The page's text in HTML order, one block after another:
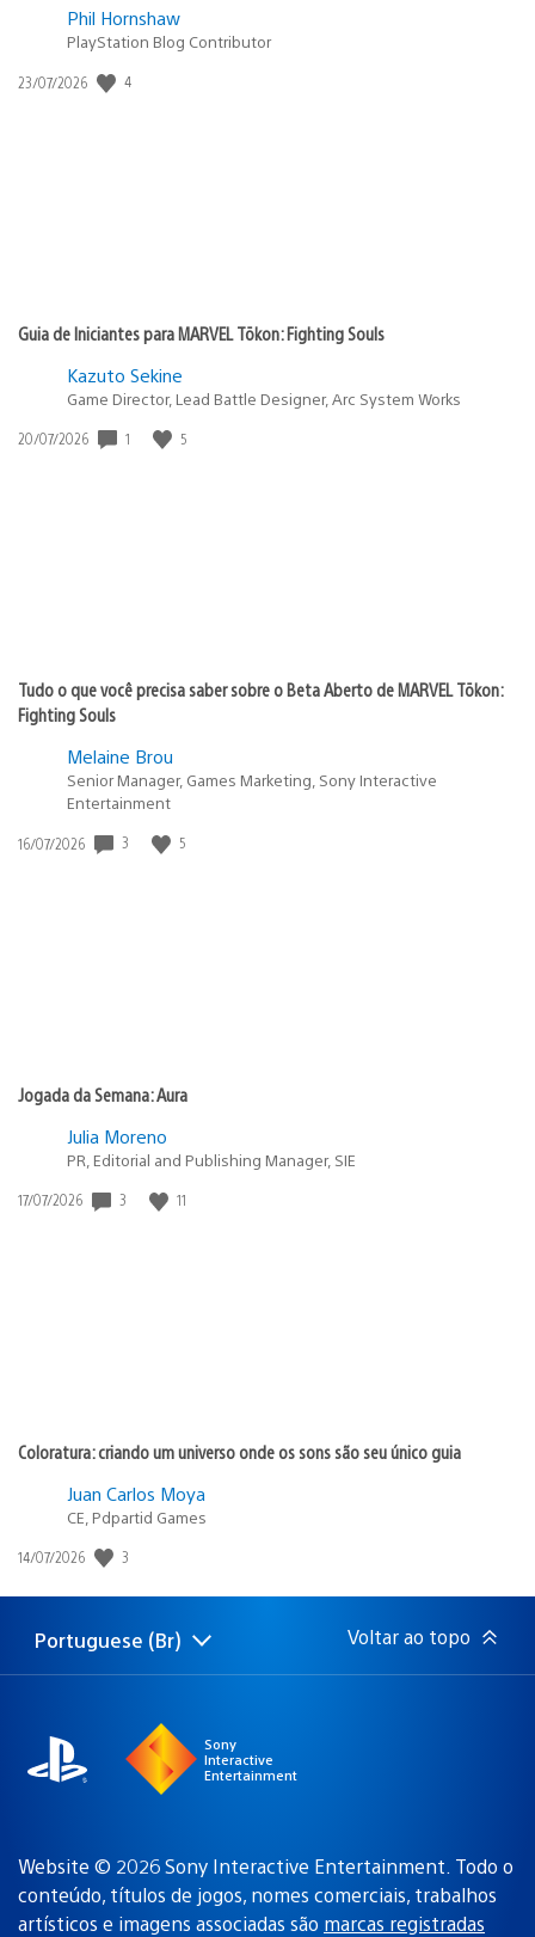
Phil Hornshaw
PlayStation Blog Contributor
Data
23/07/2026 4
Guia de Iniciantes para MARVEL Tōkon: Fighting Souls
Kazuto Sekine
Game Director, Lead Battle Designer, Arc System Works
Data
20/07/2026 1 5
Tudo o que você precisa saber sobre o Beta Aberto de MARVEL Tōkon:
Fighting Souls
Melaine Brou
Senior Manager, Games Marketing, Sony Interactive
Entertainment
Data
16/07/2026 3 5
Jogada da Semana: Aura
Julia Moreno
PR, Editorial and Publishing Manager, SIE
Data
17/07/2026 3 11
Coloratura: criando um universo onde os sons são seu único guia
Juan Carlos Moya
CE, Pdpartid Games
Data
publicação:
14/07/2026 3
Selecione
uma
Região
atual:
Portuguese (Br) Voltar ao topo
Sony
Interactive
Entertainment
Website © 2026 Sony Interactive Entertainment. Todo o
conteúdo, títulos de jogos, nomes comerciais, trabalhos
artísticos e imagens associadas são marcas registradas